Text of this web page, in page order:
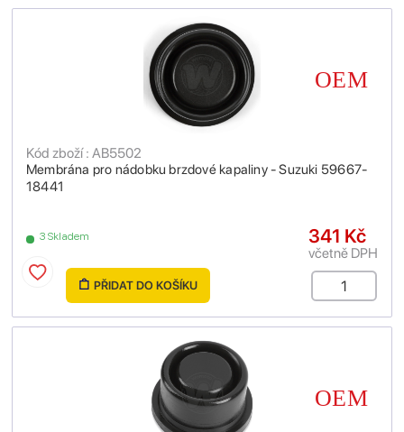
Membrána pro nádobku brzdové kapaliny - Suzuki 59667-
18441
Kód zboží : AB5502
3 Skladem 341 Kč
včetně DPH
PŘIDAT DO KOŠÍKU